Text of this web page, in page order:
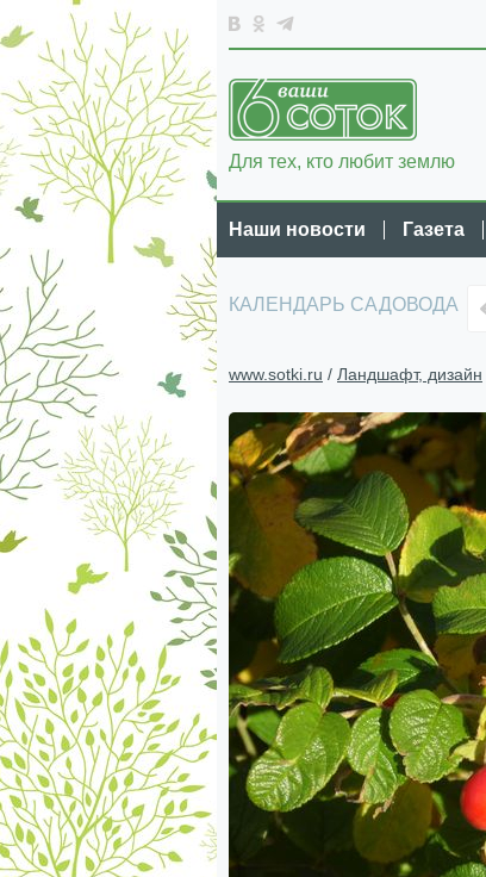
Для тех, кто любит землю
Наши новости Газета
КАЛЕНДАРЬ САДОВОДА
www.sotki.ru / Ландшафт, дизайн